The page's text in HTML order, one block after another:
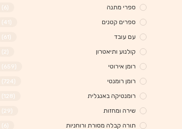
ספרי מתנה (6)
ספרים קטנים (41)
עם עובד (61)
קולנוע ותיאטרון (2)
רומן אירוטי (659)
רומן רומנטי (724)
רומנטיקה באנגלית (128)
שירה ומחזות (29)
תורה קבלה מסורת ורוחניות (6)